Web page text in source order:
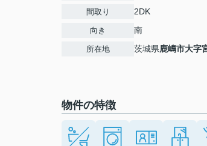
間取り 2DK
向き 南
所在地 茨城県鹿嶋市大字
物件の特徴